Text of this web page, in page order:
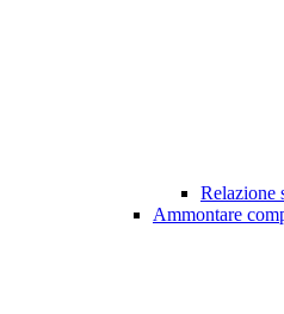
Relazione
Ammontare